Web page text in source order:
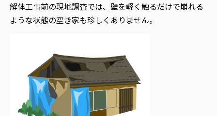
解体工事前の現地調査では、壁を軽く触るだけで崩れる
ような状態の空き家も珍しくありません。